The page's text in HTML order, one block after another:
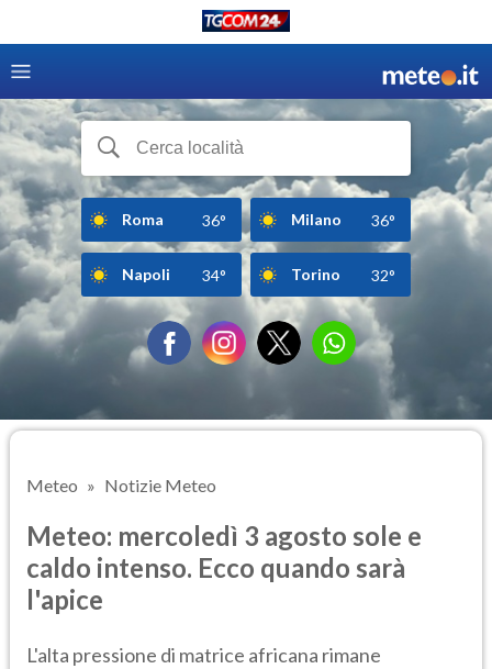
Roma 36° Milano 36°
Napoli 34° Torino 32°
Meteo Notizie Meteo
Meteo: mercoledì 3 agosto sole e
caldo intenso. Ecco quando sarà
l'apice
L'alta pressione di matrice africana rimane